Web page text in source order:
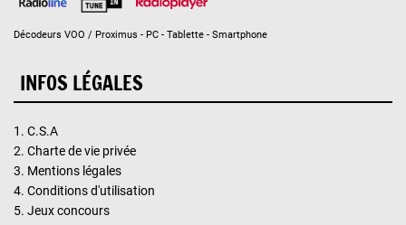
Décodeurs VOO / Proximus - PC - Tablette - Smartphone
INFOS LÉGALES
1. C.S.A
2. Charte de vie privée
3. Mentions légales
4. Conditions d'utilisation
5. Jeux concours